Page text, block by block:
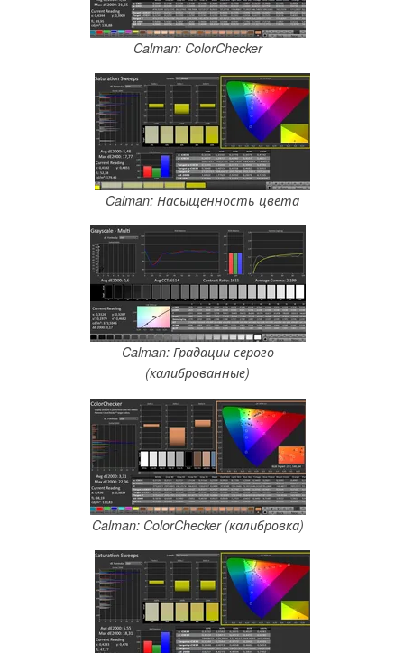
Calman: ColorChecker
Calman: Насыщенность цвета
Calman: Градации серого
(калиброванные)
Calman: ColorChecker (калибровка)